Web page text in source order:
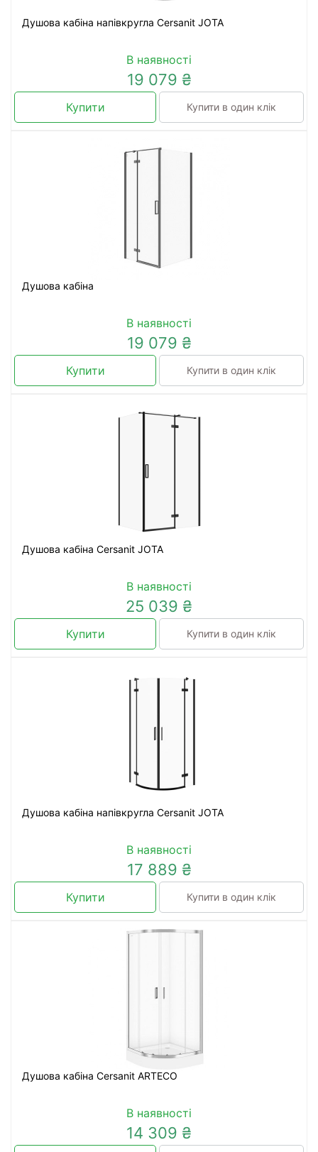
Душова кабіна напівкругла Cersanit JOTA
В наявності
19 079 ₴
Купити Купити в один клік
Душова кабіна
В наявності
19 079 ₴
Купити Купити в один клік
Душова кабіна Cersanit JOTA
В наявності
25 039 ₴
Купити Купити в один клік
Душова кабіна напівкругла Cersanit JOTA
В наявності
17 889 ₴
Купити Купити в один клік
Душова кабіна Cersanit ARTECO
В наявності
14 309 ₴